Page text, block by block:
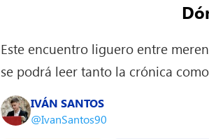
Este encuentro liguero entre
se podrá leer tanto la crónica
IVÁN SANTOS
@IvanSantos90